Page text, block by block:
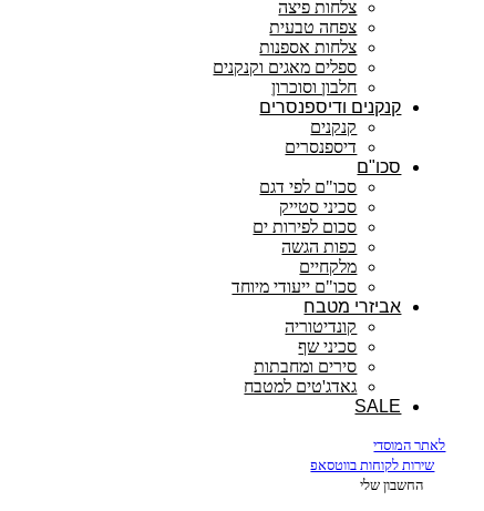
צלחות פיצה
צפחה טבעית
צלחות אספנות
ספלים מאגים וקנקנים
חלבון וסוכרון
קנקנים ודיספנסרים
קנקנים
דיספנסרים
סכו"ם
סכו"ם לפי דגם
סכיני סטייק
סכום לפירות ים
כפות הגשה
מלקחיים
סכו"ם ייעודי מיוחד
אביזרי מטבח
קונדיטוריה
סכיני שף
סירים ומחבתות
גאדג'טים למטבח
SALE
לאתר המוסדי
שירות לקוחות בווטסאפ
החשבון שלי